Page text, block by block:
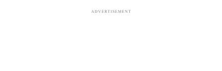
ADVERTISEMENT